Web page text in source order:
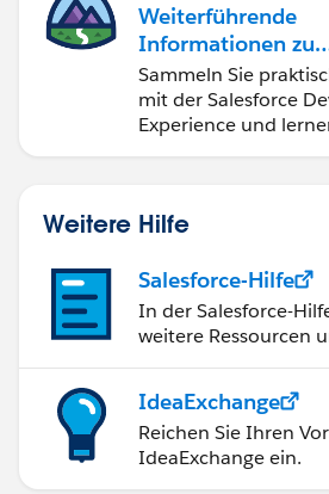
Weiterführende
Informationen zu
Salesforce-
Entwicklungstools
konzepten
Sammeln Sie
mit der Salesforce
Experience und
Weitere Hilfe
Salesforce-Hilfe
In der Salesforce-
weitere Ressourcen
IdeaExchange
Reichen Sie Ihren
IdeaExchange ein.